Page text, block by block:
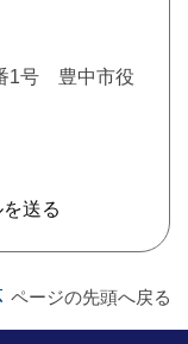
1号 豊中市役
送る
ページの先頭へ戻る